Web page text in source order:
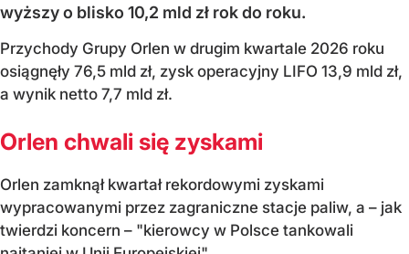
wyższy o blisko 10,2 mld zł rok do roku.
Przychody Grupy Orlen w drugim kwartale 2026 roku
osiągnęły 76,5 mld zł, zysk operacyjny LIFO 13,9 mld zł,
a wynik netto 7,7 mld zł.
Orlen chwali się zyskami
Orlen zamknął kwartał rekordowymi zyskami
wypracowanymi przez zagraniczne stacje paliw, a – jak
twierdzi koncern – "kierowcy w Polsce tankowali